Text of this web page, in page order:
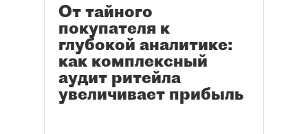
От тайного
покупателя к
глубокой аналитике:
как комплексный
аудит ритейла
увеличивает прибыль